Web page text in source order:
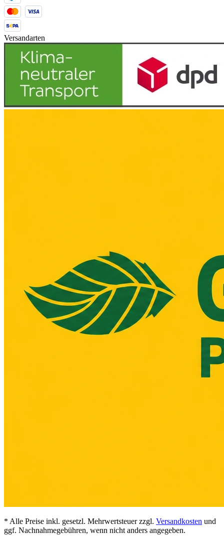
Versandarten
* Alle Preise inkl. gesetzl. Mehrwertsteuer zzgl. Versandkosten und
ggf. Nachnahmegebühren, wenn nicht anders angegeben.